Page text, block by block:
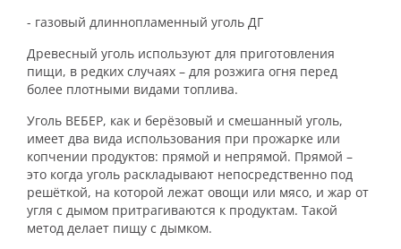
- газовый длиннопламенный уголь ДГ
Древесный уголь используют для приготовления
пищи, в редких случаях – для розжига огня перед
более плотными видами топлива.
Уголь ВЕБЕР, как и берёзовый и смешанный уголь,
имеет два вида использования при прожарке или
копчении продуктов: прямой и непрямой. Прямой –
это когда уголь раскладывают непосредственно под
решёткой, на которой лежат овощи или мясо, и жар от
угля с дымом притрагиваются к продуктам. Такой
метод делает пищу с дымком.